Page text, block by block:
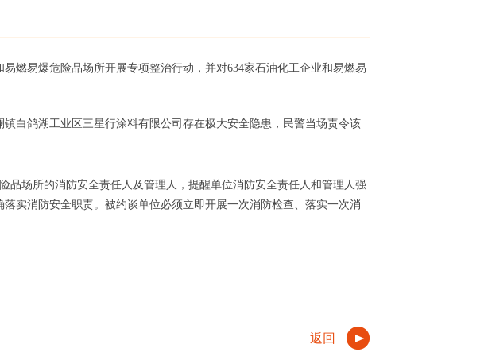
燃易爆危险品场所开展专项整治行动，并对634家石油化工企业和易燃易
白鸽湖工业区三星行涂料有限公司存在极大安全隐患，民警当场责令该
品场所的消防安全责任人及管理人，提醒单位消防安全责任人和管理人强
实消防安全职责。被约谈单位必须立即开展一次消防检查、落实一次消
返回